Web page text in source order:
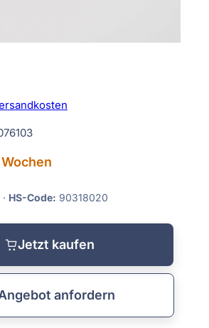
HS-Code: 90318020
Jetzt kaufen
anfordern